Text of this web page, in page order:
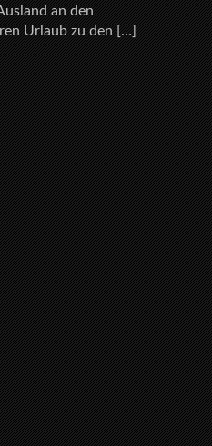
an den
Urlaub zu den […]